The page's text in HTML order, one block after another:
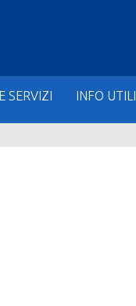
SERVIZI INFO UTILI